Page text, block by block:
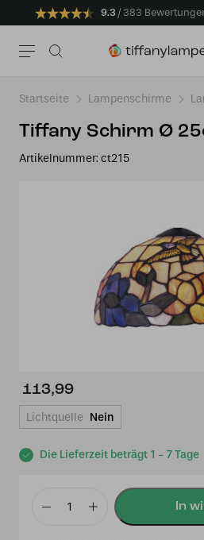
9.3 383
Startseite Lampenschirme
Tiffany Schirm Ø
Artikelnummer: ct215
Die Lieferzeit beträgt 1 - 7 Tage
113,99
Lichtquelle Nein
Tiffany